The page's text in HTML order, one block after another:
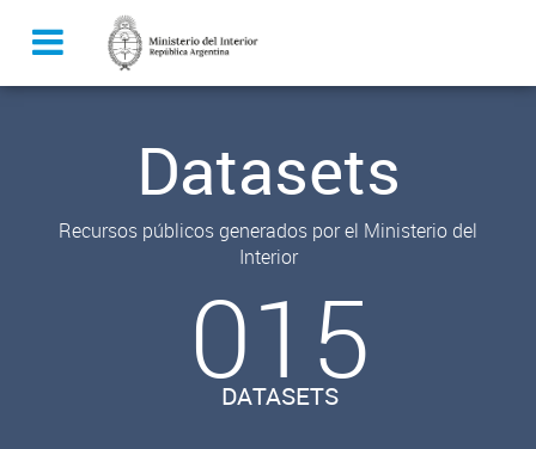
Datasets
Recursos públicos generados por el Ministerio del
Interior
015
DATASETS